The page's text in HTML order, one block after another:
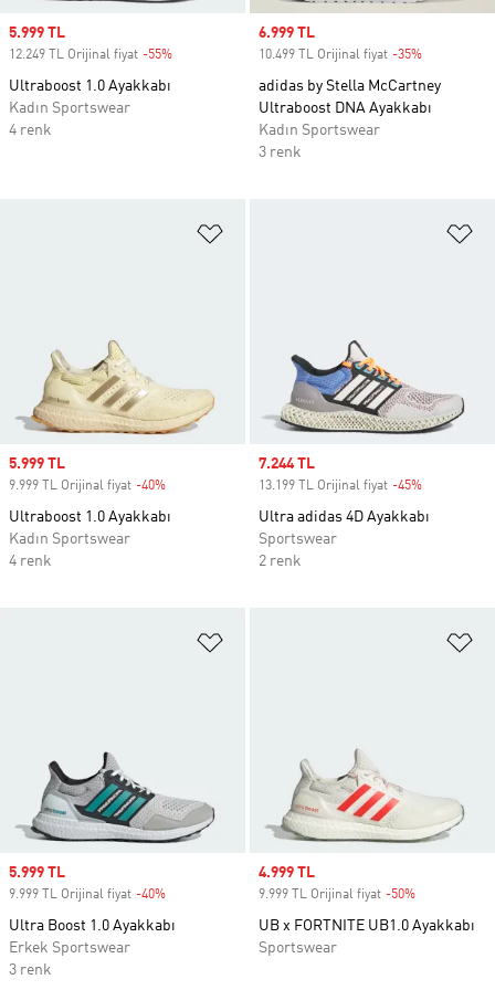
Sale price
5.999 TL
12.249 TL Orijinal fiyat -55%
Ultraboost 1.0 Ayakkabı
Kadın Sportswear
4 renk
Sale price
6.999 TL
10.499 TL Orijinal fiyat -35%
adidas by Stella McCartney
Ultraboost DNA Ayakkabı
Kadın Sportswear
3 renk
Sale price
5.999 TL
9.999 TL Orijinal fiyat -40%
Ultraboost 1.0 Ayakkabı
Kadın Sportswear
4 renk
Sale price
7.244 TL
13.199 TL Orijinal fiyat -45%
Ultra adidas 4D Ayakkabı
Sportswear
2 renk
Sale price
5.999 TL
9.999 TL Orijinal fiyat -40%
Ultra Boost 1.0 Ayakkabı
Erkek Sportswear
3 renk
Sale price
4.999 TL
9.999 TL Orijinal fiyat -50%
UB x FORTNITE UB1.0 Ayakkabı
Sportswear